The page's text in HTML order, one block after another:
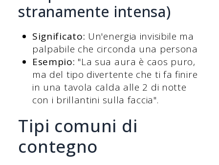
stranamente intensa)
Significato: Un'energia invisibile ma
palpabile che circonda una persona
Esempio: "La sua aura è caos puro,
ma del tipo divertente che ti fa finire
in una tavola calda alle 2 di notte
con i brillantini sulla faccia".
Tipi comuni di
contegno